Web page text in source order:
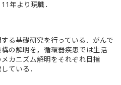
年より現職．
る基礎研究を行っている．がんで
の解明を，循環器疾患では生活
カニズム解明をそれぞれ目指
ている．